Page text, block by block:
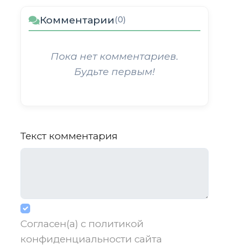
Комментарии (0)
Пока нет комментариев.
Будьте первым!
Текст комментария
Согласен(а) с политикой
конфиденциальности сайта